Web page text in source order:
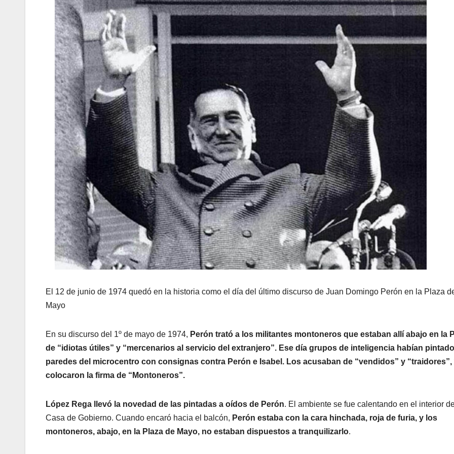
El 12 de junio de 1974 quedó en la historia como el día del último discurso de Juan Domingo Perón en la Plaza
Mayo
En su discurso del 1º de mayo de 1974, Perón trató a los militantes montoneros que estaban allí abajo en la
de “idiotas útiles” y “mercenarios al servicio del extranjero”. Ese día grupos de inteligencia habían pintado
paredes del microcentro con consignas contra Perón e Isabel. Los acusaban de “vendidos” y “traidores”,
colocaron la firma de “Montoneros”.
López Rega llevó la novedad de las pintadas a oídos de Perón. El ambiente se fue calentando en el interior
Casa de Gobierno. Cuando encaró hacia el balcón, Perón estaba con la cara hinchada, roja de furia, y los
montoneros, abajo, en la Plaza de Mayo, no estaban dispuestos a tranquilizarlo.